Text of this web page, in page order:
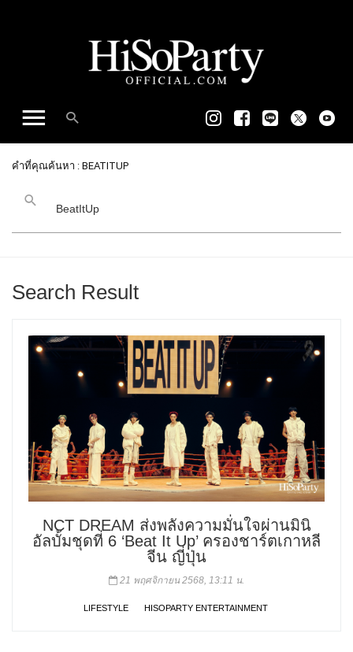
คำที่คุณค้นหา : BEATITUP
Search Result
NCT DREAM ส่งพลังความมั่นใจผ่านมินิ
อัลบั้มชุดที่ 6 ‘Beat It Up’ ครองชาร์ตเกาหลี
จีน ญี่ปุ่น
21 พฤศจิกายน 2568, 13:11 น.
LIFESTYLE HISOPARTY ENTERTAINMENT